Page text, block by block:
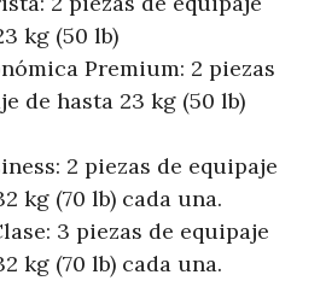
kg (50 lb)
Premium: 2 piezas
de hasta 23 kg (50 lb)
2 piezas de equipaje
kg (70 lb) cada una.
3 piezas de equipaje
kg (70 lb) cada una.